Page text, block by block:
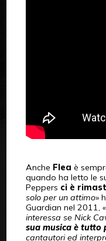
Anche Flea è
quando ha letto le
Peppers ci è
solo per un attimo»
Guardian nel 2011, «
interessa se Nick
sua musica è tutto
cantautori ed